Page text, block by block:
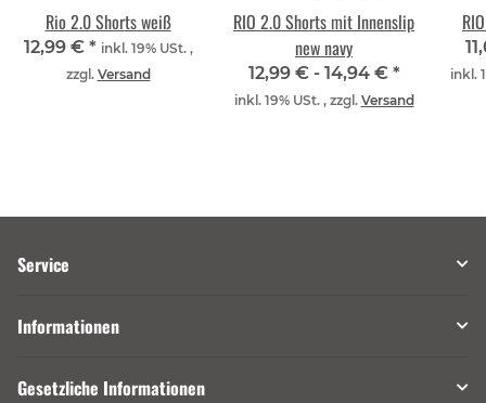
Rio 2.0 Shorts weiß
12,99 € * inkl. 19% USt. ,
zzgl. Versand
RIO 2.0 Shorts mit Innenslip
new navy
12,99 € - 14,94 € *
inkl. 19% USt. , zzgl. Versand
inkl.
Service
Informationen
Gesetzliche Informationen